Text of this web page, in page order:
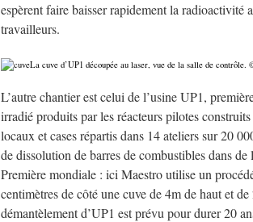
espèrent faire baisser rapidement la radioactivité
travailleurs.
La cuve d’UP1 découpée au laser, vue de la salle de contrôle.
L’autre chantier est celui de l’usine UP1,
irradié produits par les réacteurs pilotes
locaux et cases répartis dans 14 ateliers sur 20
de dissolution de barres de combustibles dans
Première mondiale : ici Maestro utilise un
centimètres de côté une cuve de 4m de haut et
démantèlement d’UP1 est prévu pour durer 20